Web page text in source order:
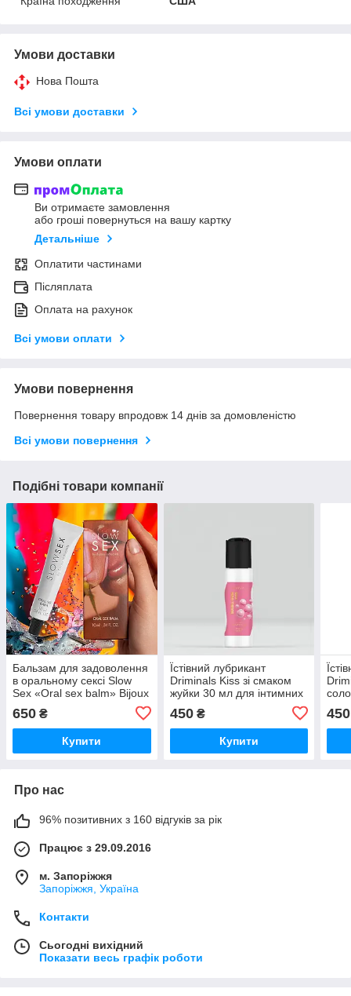
Умови доставки
Нова Пошта
Всі умови доставки
Умови оплати
Ви отримаєте замовлення
або гроші повернуться на вашу картку
Детальніше
Оплатити частинами
Післяплата
Оплата на рахунок
Всі умови оплати
Умови повернення
Повернення товару впродовж 14 днів за домовленістю
Всі умови повернення
Подібні товари компанії
Бальзам для задоволення
в оральному сексі Slow
Sex «Oral sex balm» Bijoux
650 ₴
Купити
Їстівний лубрикант
Driminals Kiss зі смаком
жуйки 30 мл для інтимних
ігор комфортне ковзання
450₴
Купити
450
Про нас
96% позитивних з 160 відгуків за рік
Працює з 29.09.2016
м. Запоріжжя
Запоріжжя, Україна
Контакти
Сьогодні вихідний
Показати весь графік роботи